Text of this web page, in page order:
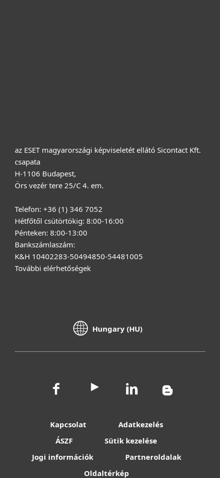
az ESET magyarországi képviseletét ellátó Sicontact Kft.
csapata
H-1106 Budapest,
Örs vezér tere 25/C 4. em.
Telefon: +36 (1) 346 7052
Hétfőtől csütörtökig: 8:00-16:00
Pénteken: 8:00-13:00
Bankszámlaszám:
K&H 10402283-50494850-54481005
További elérhetőségek
Hungary (HU)
Kapcsolat
Adatkezelés
ÁSZF
Sütik kezelése
Jogi információk
Partneroldalak
Oldaltérkép